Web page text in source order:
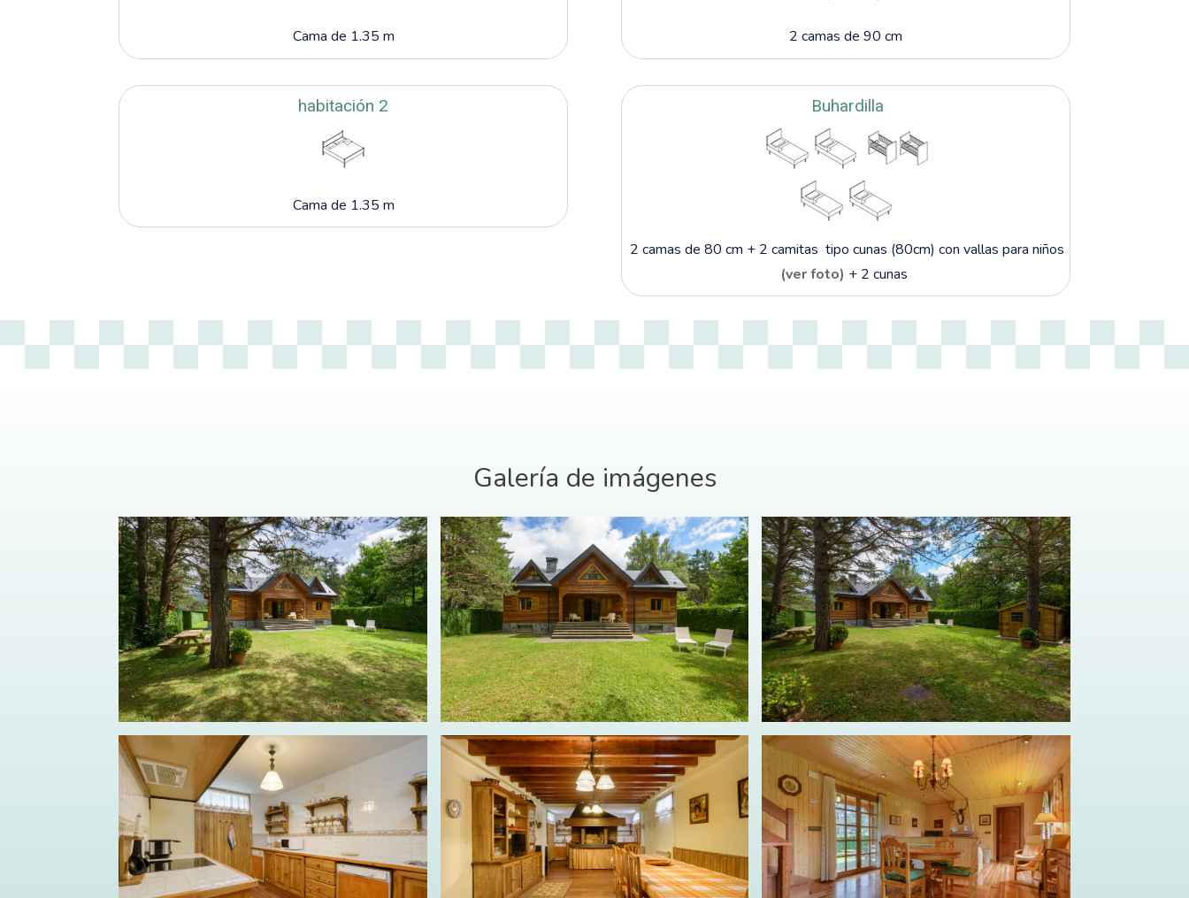
Cama de 1.35 m
habitación 2
Cama de 1.35 m
2 camas de 90 cm
Buhardilla
2 camas de 80 cm + 2 camitas tipo cunas (80cm) con vallas para niños
(ver foto) + 2 cunas
Galería de imágenes